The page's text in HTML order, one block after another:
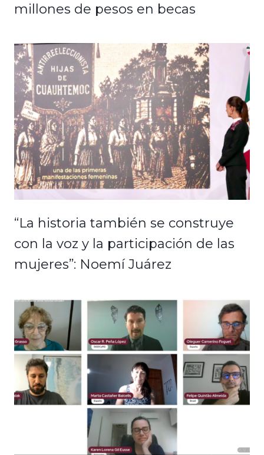
millones de pesos en becas
“La historia también se construye
con la voz y la participación de las
mujeres”: Noemí Juárez